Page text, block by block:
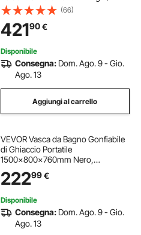
Recuperatore Cilindro Doppio per
Refrigeranti con Manometro
Protezione Alta Pressione 38,6 bar
(66)
42190€
Disponibile
Consegna: Dom. Ago. 9 - Gio.
Ago. 13
Aggiungi al carrello
VEVOR Vasca da Bagno Gonfiabile
di Ghiaccio Portatile
1500x800x760mm Nero,
Coperchio Isolante per Acqua
Fredda Capacità 817L, Vasca da
Ingresso G1/2 pollice
22299€
Disponibile
Consegna: Dom. Ago. 9 - Gio.
Ago. 13